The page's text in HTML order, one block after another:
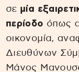
σε μία
περίοδο όπως
οικονομία,
Διευθύνων
Μάνος